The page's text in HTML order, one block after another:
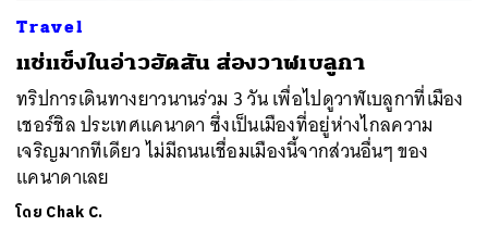
Travel
แช่แข็งในอ่าวฮัดสัน ส่องวาฬเบลูกา
ทริปการเดินทางยาวนานร่วม 3 วัน เพื่อไปดูวาฬเบลูกาที่เมือง
เชอร์ชิล ประเทศแคนาดา ซึ่งเป็นเมืองที่อยู่ห่างไกลความ
เจริญมากทีเดียว ไม่มีถนนเชื่อมเมืองนี้จากส่วนอื่นๆ ของ
แคนาดาเลย
โดย Chak C.